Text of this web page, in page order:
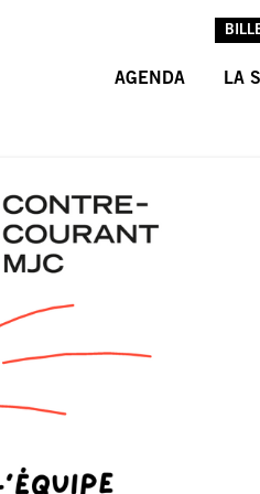
AGENDA LA